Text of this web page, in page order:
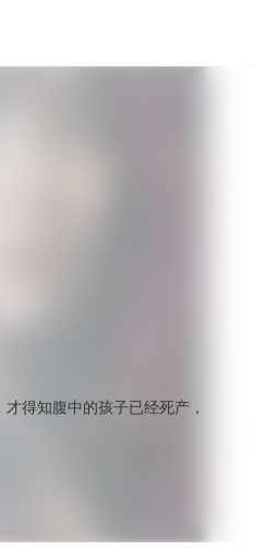
得知腹中的孩子已经死产，